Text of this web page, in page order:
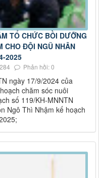
TỔ CHỨC BỒI DƯỠNG
CHO ĐỘI NGŨ NHÂN
2025
Phản hồi: 0
ngày 17/9/2024 của
chăm sóc nuôi
số 119/KH-MNNTN
Ngô Thì Nhậm kế hoạch